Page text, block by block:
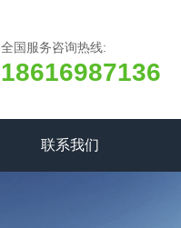
全国服务咨询热线:
18616987136
联系我们